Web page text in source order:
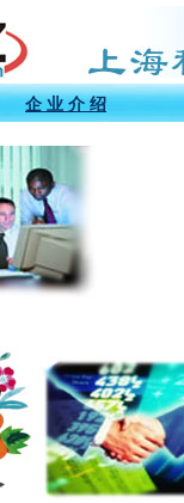
企 业 介 绍